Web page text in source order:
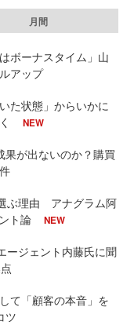
月間
ボーナスタイム」山
アップ
た状態」からいかに
NEW
果が出ないのか？購買
ぶ理由 アナグラム阿
ト論
NEW
ージェント内藤氏に聞
て「顧客の本音」を
ツ